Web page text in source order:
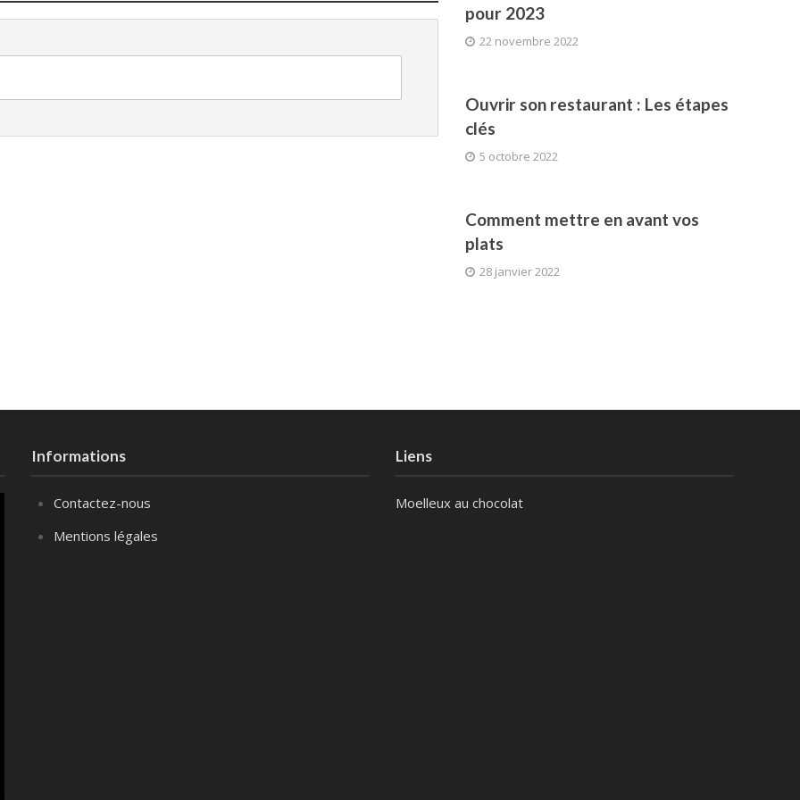
pour 2023
22 novembre 2022
Ouvrir son restaurant : Les étapes
clés
5 octobre 2022
Comment mettre en avant vos
plats
28 janvier 2022
Informations
Contactez-nous
Mentions légales
Liens
Moelleux au chocolat